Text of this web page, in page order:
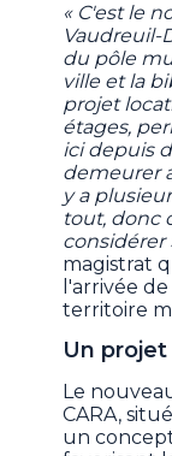
« C'est le
Vaudreuil-
du pôle
ville et la
projet
étages,
ici depuis
demeurer
y a
tout, donc
considérer
magistrat
l'arrivée
territoire
Un
Le
CARA,
un